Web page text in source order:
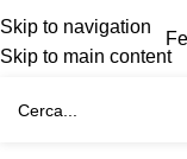
Skip to navigation
Skip to main content